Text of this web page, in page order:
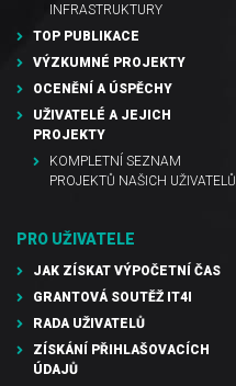
INFRASTRUKTURY
TOP PUBLIKACE
VÝZKUMNÉ PROJEKTY
OCENĚNÍ A ÚSPĚCHY
UŽIVATELÉ A JEJICH
PROJEKTY
KOMPLETNÍ SEZNAM
PROJEKTŮ NAŠICH UŽIVATELŮ
PRO UŽIVATELE
JAK ZÍSKAT VÝPOČETNÍ ČAS
GRANTOVÁ SOUTĚŽ IT4I
RADA UŽIVATELŮ
ZÍSKÁNÍ PŘIHLAŠOVACÍCH
ÚDAJŮ